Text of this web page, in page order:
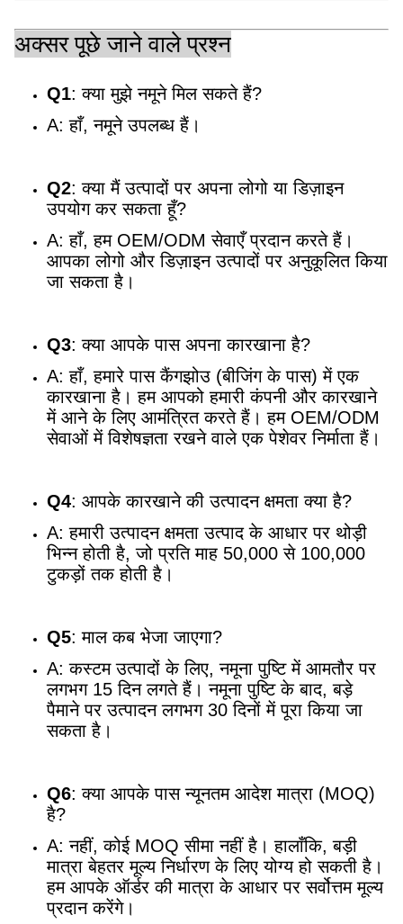
अक्सर पूछे जाने वाले प्रश्न
Q1: क्या मुझे नमूने मिल सकते हैं?
A: हाँ, नमूने उपलब्ध हैं।
Q2: क्या मैं उत्पादों पर अपना लोगो या डिज़ाइन
उपयोग कर सकता हूँ?
A: हाँ, हम OEM/ODM सेवाएँ प्रदान करते हैं।
आपका लोगो और डिज़ाइन उत्पादों पर अनुकूलित किया
जा सकता है।
Q3: क्या आपके पास अपना कारखाना है?
A: हाँ, हमारे पास कैंगझोउ (बीजिंग के पास) में एक
कारखाना है। हम आपको हमारी कंपनी और कारखाने
में आने के लिए आमंत्रित करते हैं। हम OEM/ODM
सेवाओं में विशेषज्ञता रखने वाले एक पेशेवर निर्माता हैं।
Q4: आपके कारखाने की उत्पादन क्षमता क्या है?
A: हमारी उत्पादन क्षमता उत्पाद के आधार पर थोड़ी
भिन्न होती है, जो प्रति माह 50,000 से 100,000
टुकड़ों तक होती है।
Q5: माल कब भेजा जाएगा?
A: कस्टम उत्पादों के लिए, नमूना पुष्टि में आमतौर पर
लगभग 15 दिन लगते हैं। नमूना पुष्टि के बाद, बड़े
पैमाने पर उत्पादन लगभग 30 दिनों में पूरा किया जा
सकता है।
Q6: क्या आपके पास न्यूनतम आदेश मात्रा (MOQ)
है?
A: नहीं, कोई MOQ सीमा नहीं है। हालाँकि, बड़ी
मात्रा बेहतर मूल्य निर्धारण के लिए योग्य हो सकती है।
हम आपके ऑर्डर की मात्रा के आधार पर सर्वोत्तम मूल्य
प्रदान करेंगे।